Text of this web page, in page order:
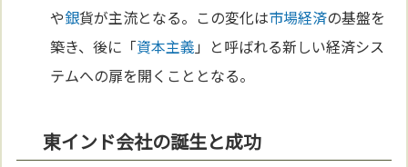
や銀貨が主流となる。この変化は市場経済の基盤を
築き、後に「資本主義 」と呼ばれる新しい経済シス
テムへの扉を開くこととなる。
東インド会社の誕生と成功